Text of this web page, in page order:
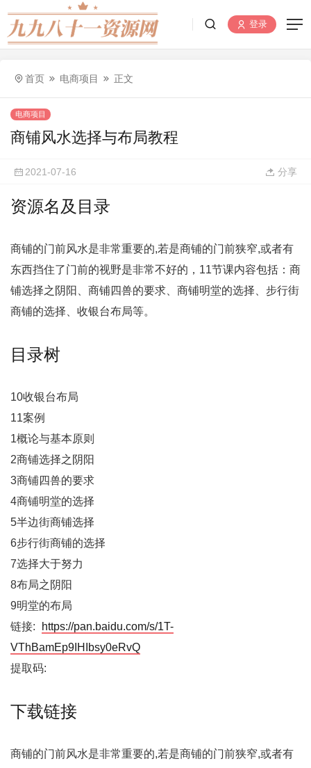
登录
首页 电商项目 正文
电商项目
商铺风水选择与布局教程
2021-07-16 分享
资源名及目录
商铺的门前风水是非常重要的,若是商铺的门前狭窄,或者有
东西挡住了门前的视野是非常不好的，11节课内容包括：商
铺选择之阴阳、商铺四兽的要求、商铺明堂的选择、步行街
商铺的选择、收银台布局等。
目录树
10收银台布局
11案例
1概论与基本原则
2商铺选择之阴阳
3商铺四兽的要求
4商铺明堂的选择
5半边街商铺选择
6步行街商铺的选择
7选择大于努力
8布局之阴阳
9明堂的布局
链接:
https://pan.baidu.com/s/1T-
VThBamEp9IHIbsy0eRvQ
提取码:
下载链接
商铺的门前风水是非常重要的,若是商铺的门前狭窄,或者有